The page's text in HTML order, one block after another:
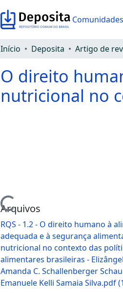
Início Deposita Artigo de
O direito
nutricional no
Carregando...
Arquivos
RQS - 1.2 - O direito humano à
adequada e à segurança
nutricional no contexto das
alimentares brasileiras -
Amanda C. Schallenberger
Emanuele Kelli Samaia Silva.pdf